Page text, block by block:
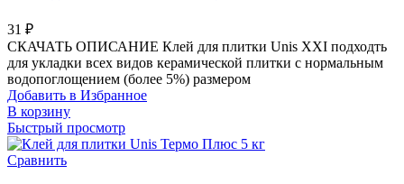
31 ₽
СКАЧАТЬ ОПИСАНИЕ Клей для плитки Unis XXI подходть
для укладки всех видов керамической плитки с нормальным
водопоглощением (более 5%) размером
Добавить в Избранное
В корзину
Быстрый просмотр
Сравнить